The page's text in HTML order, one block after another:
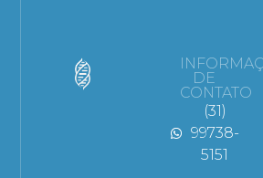
DE
CONTATO
(31)
99738-
5151